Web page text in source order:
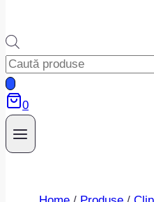
Products
search
0